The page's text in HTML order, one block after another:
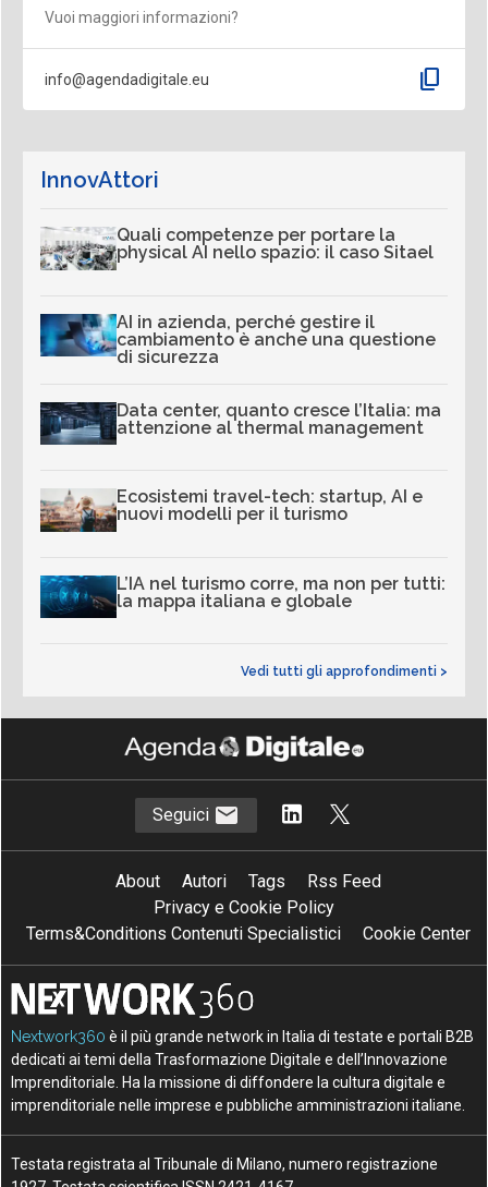
Vuoi maggiori informazioni?
info@agendadigitale.eu content_copy
InnovAttori
Quali competenze per portare la
physical AI nello spazio: il caso Sitael
AI in azienda, perché gestire il
cambiamento è anche una questione
di sicurezza
Data center, quanto cresce l’Italia: ma
attenzione al thermal management
Ecosistemi travel-tech: startup, AI e
nuovi modelli per il turismo
L’IA nel turismo corre, ma non per tutti:
la mappa italiana e globale
Vedi tutti gli approfondimenti >
Seguici
About Autori Tags
Rss Feed
Privacy e Cookie Policy
Terms&Conditions Contenuti Specialistici
Cookie Center
Nextwork360 è il più grande network in Italia di testate e portali B2B
dedicati ai temi della Trasformazione Digitale e dell’Innovazione
Imprenditoriale. Ha la missione di diffondere la cultura digitale e
imprenditoriale nelle imprese e pubbliche amministrazioni italiane.
Testata registrata al Tribunale di Milano, numero registrazione